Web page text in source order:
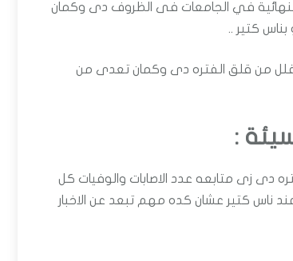
النهائية في الجامعات فى الظروف دى وكمان
كتير ..
دى عشان تقلل من قلق الفتره دى وكمان تعدى من
:
دى زى متابعه عدد الاصابات والوفيات كل
ناس كتير عشان كده مهم تبعد عن الاخبار